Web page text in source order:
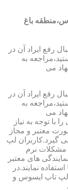
باغ
رفع ایراد آن در
به
می
رفع ایراد آن در
به
می
توجه به نیاز
معتبر و مجاز
گیرد.کاربران لپ
مشکلات نرم
های معتبر
نمایند.در
لپ تاپ ایسوس و